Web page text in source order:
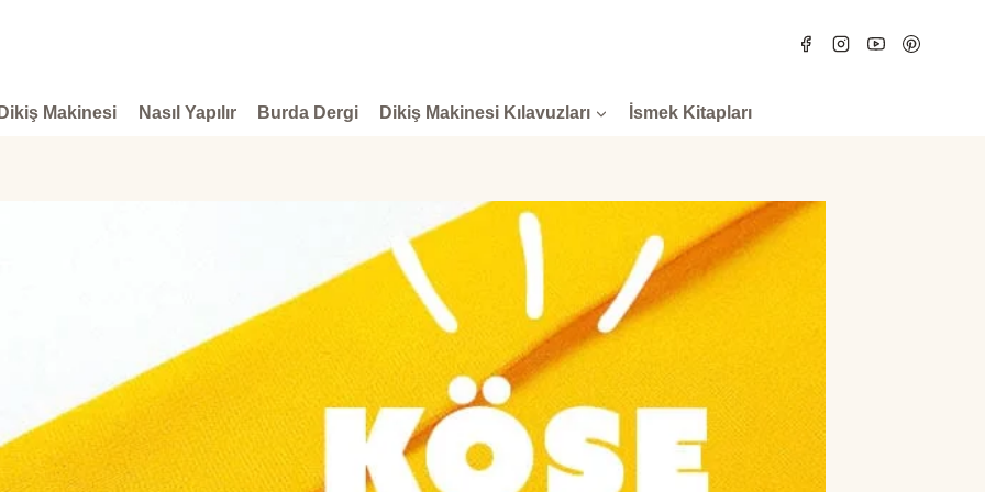
Dikiş Makinesi Nasıl Yapılır Burda Dergi Dikiş Makinesi Kılavuzları İsmek Kitapları